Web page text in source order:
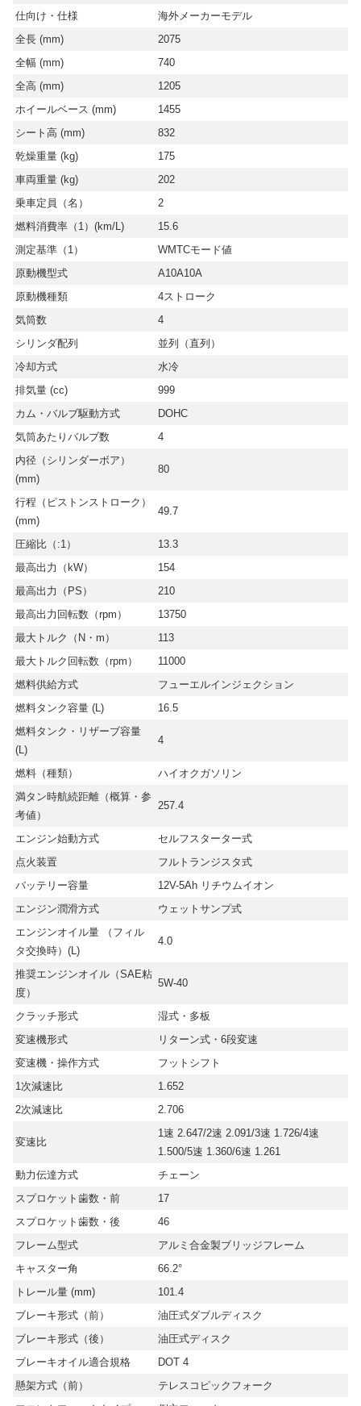
仕向け・仕様
海外メーカーモデル
全長 (mm)
2075
全幅 (mm)
740
全高 (mm)
1205
ホイールベース (mm)
1455
シート高 (mm)
832
乾燥重量 (kg)
175
車両重量 (kg)
202
乗車定員（名）
2
燃料消費率（1）(km/L)
15.6
測定基準（1）
WMTCモード値
原動機型式
A10A10A
原動機種類
4ストローク
気筒数
4
シリンダ配列
並列（直列）
冷却方式
水冷
排気量 (cc)
999
カム・バルブ駆動方式
DOHC
気筒あたりバルブ数
4
内径（シリンダーボア）
(mm)
80
行程（ピストンストローク）
(mm)
49.7
圧縮比（:1）
13.3
最高出力（kW）
154
最高出力（PS）
210
最高出力回転数（rpm）
13750
最大トルク（N・m）
113
最大トルク回転数（rpm）
11000
燃料供給方式
フューエルインジェクション
燃料タンク容量 (L)
16.5
燃料タンク・リザーブ容量
(L)
4
燃料（種類）
ハイオクガソリン
満タン時航続距離（概算・参
考値）
257.4
エンジン始動方式
セルフスターター式
点火装置
フルトランジスタ式
バッテリー容量
12V-5Ah リチウムイオン
エンジン潤滑方式
ウェットサンプ式
エンジンオイル量 （フィル
タ交換時）(L)
4.0
推奨エンジンオイル（SAE粘
度）
5W-40
クラッチ形式
湿式・多板
変速機形式
リターン式・6段変速
変速機・操作方式
フットシフト
1次減速比
1.652
2次減速比
2.706
変速比
1速 2.647/2速 2.091/3速 1.726/4速
1.500/5速 1.360/6速 1.261
動力伝達方式
チェーン
スプロケット歯数・前
17
スプロケット歯数・後
46
フレーム型式
アルミ合金製ブリッジフレーム
キャスター角
66.2°
トレール量 (mm)
101.4
ブレーキ形式（前）
油圧式ダブルディスク
ブレーキ形式（後）
油圧式ディスク
ブレーキオイル適合規格
DOT 4
懸架方式（前）
テレスコピックフォーク